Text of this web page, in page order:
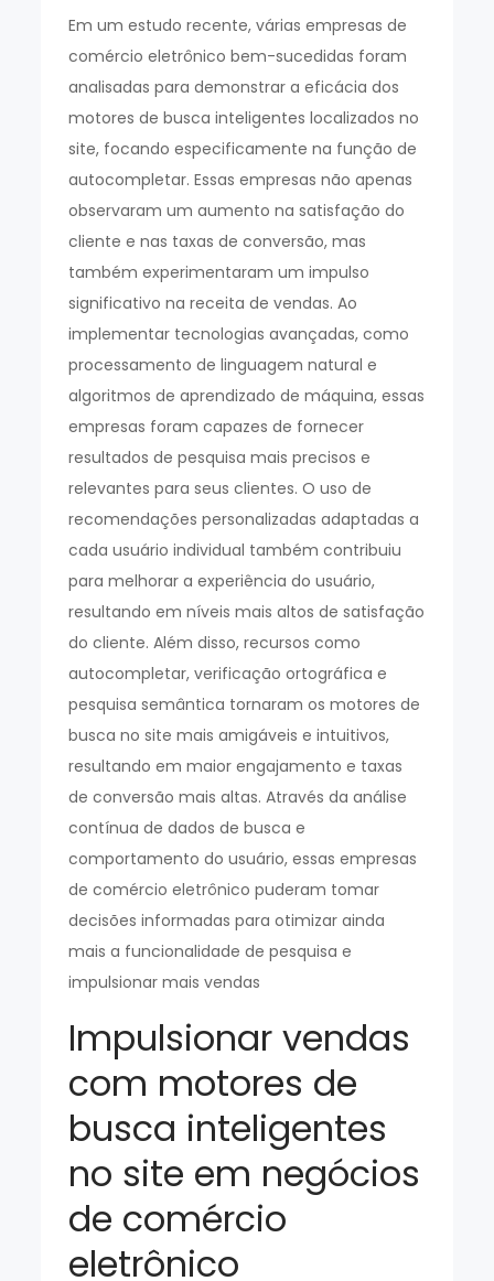
Em um estudo recente, várias empresas de
comércio eletrônico bem-sucedidas foram
analisadas para demonstrar a eficácia dos
motores de busca inteligentes localizados no
site, focando especificamente na função de
autocompletar. Essas empresas não apenas
observaram um aumento na satisfação do
cliente e nas taxas de conversão, mas
também experimentaram um impulso
significativo na receita de vendas. Ao
implementar tecnologias avançadas, como
processamento de linguagem natural e
algoritmos de aprendizado de máquina, essas
empresas foram capazes de fornecer
resultados de pesquisa mais precisos e
relevantes para seus clientes. O uso de
recomendações personalizadas adaptadas a
cada usuário individual também contribuiu
para melhorar a experiência do usuário,
resultando em níveis mais altos de satisfação
do cliente. Além disso, recursos como
autocompletar, verificação ortográfica e
pesquisa semântica tornaram os motores de
busca no site mais amigáveis e intuitivos,
resultando em maior engajamento e taxas
de conversão mais altas. Através da análise
contínua de dados de busca e
comportamento do usuário, essas empresas
de comércio eletrônico puderam tomar
decisões informadas para otimizar ainda
mais a funcionalidade de pesquisa e
impulsionar mais vendas
Impulsionar vendas
com motores de
busca inteligentes
no site em negócios
de comércio
eletrônico